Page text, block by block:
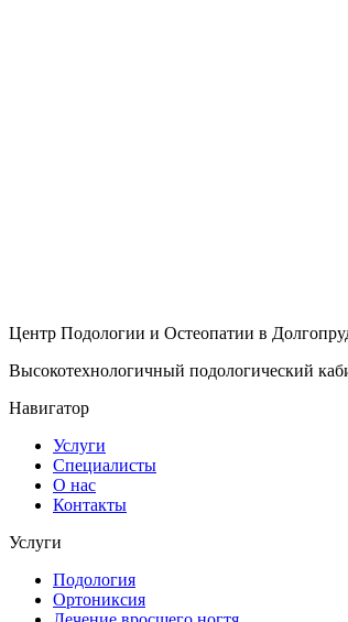
Центр Подологии и Остеопатии в
Высокотехнологичный подологический
Навигатор
Услуги
Специалисты
О нас
Контакты
Услуги
Подология
Ортониксия